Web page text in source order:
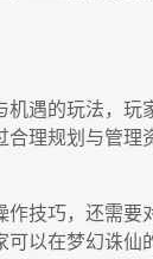
遇的玩法，玩
理规划与管理
技巧，还需要
以在梦幻诛仙